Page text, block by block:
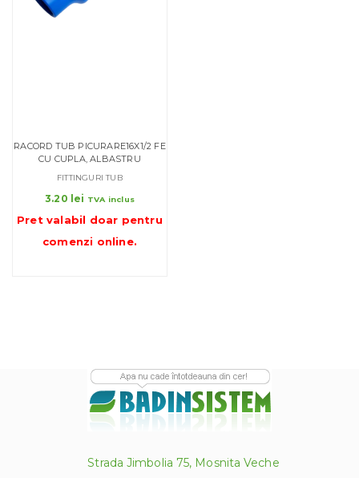
RACORD TUB PICURARE16X1/2 FE
CU CUPLA, ALBASTRU
FITTINGURI TUB
3.20 lei TVA inclus
Pret valabil doar pentru
comenzi online.
Strada Jimbolia 75, Mosnita Veche